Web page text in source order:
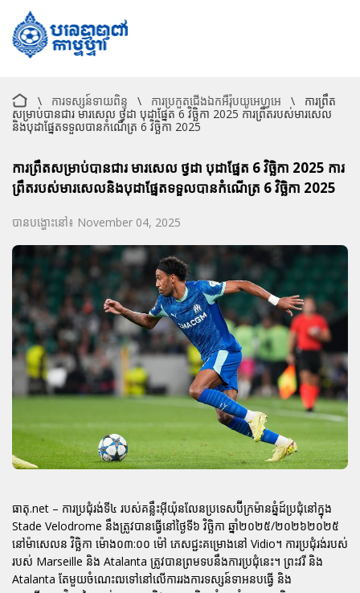
\ ការទស្សន៍ទាយពិន្ទុ \ ការប្រកួតជើងឯកអឺរ៉ុបយូអេហ្វអេ \
ការព្រឹត
សម្រាប់បានជារ មារសេល ថ្វដា បុដាផ្នែត 6 វិច្ឆិកា 2025 ការព្រឹតរបស់មារសេល
និងបុដាផ្នែតទទួលបានកំណើត្រ 6 វិច្ឆិកា 2025
ការព្រឹតសម្រាប់បានជារ មារសេល ថ្វដា បុដាផ្នែត 6 វិច្ឆិកា 2025 ការ
ព្រឹតរបស់មារសេលនិងបុដាផ្នែតទទួលបានកំណើត្រ 6 វិច្ឆិកា 2025
បានបង្ហោះនៅ៖ November 04, 2025
ធាតុ.net – ការប្រជុំរង់ទី៤ របស់គន្លឹះអ៊ីយ៉ុនលែនប្រទេសប៊ីក្រម៉ានឆ្នំដ៍ប្រជុំនៅក្នុង
Stade Velodrome នឹងត្រូវបានធ្វើនៅថ្ងៃទី៦ វិច្ឆិកា ឆ្នាំ២០២៥/២០២៦២០២៥
នៅម៉ាសេលន វិច្ឆិកា ម៉ោង០៣:០០ ម៉ៅ ភេសជ្ជះគម្រោងនៅ Vidio។ ការប្រជុំរង់របស់
របស់ Marseille និង Atalanta ត្រូវបានព្រមទបនឹងការប្រជុំនេះ។ ព្រះវរី និង
Atalanta តែមួយចំណេះឍទៅនៅលើការរងការទស្សន៍ទាអនបធ្វើ និង